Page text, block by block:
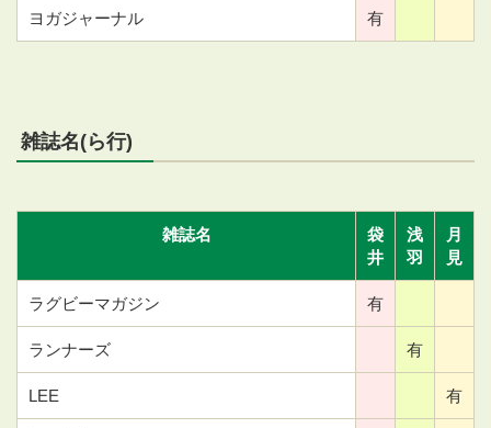
ヨガジャーナル 有
雑誌名(ら行)
雑誌名
袋
井
浅
羽
月
見
ラグビーマガジン 有
ランナーズ 有
LEE 有